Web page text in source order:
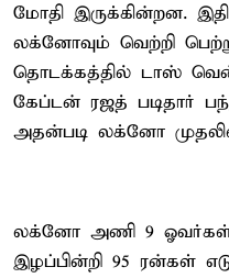
மோதி இருக்கின்றன.
லக்னோவும் வெற்றி
தொடக்கத்தில் டாஸ்
கேப்டன் ரஜத் படிதார்
அதன்படி லக்னோ
லக்னோ அணி 9 ஓவர்கள்
இழப்பின்றி 95 ரன்கள்